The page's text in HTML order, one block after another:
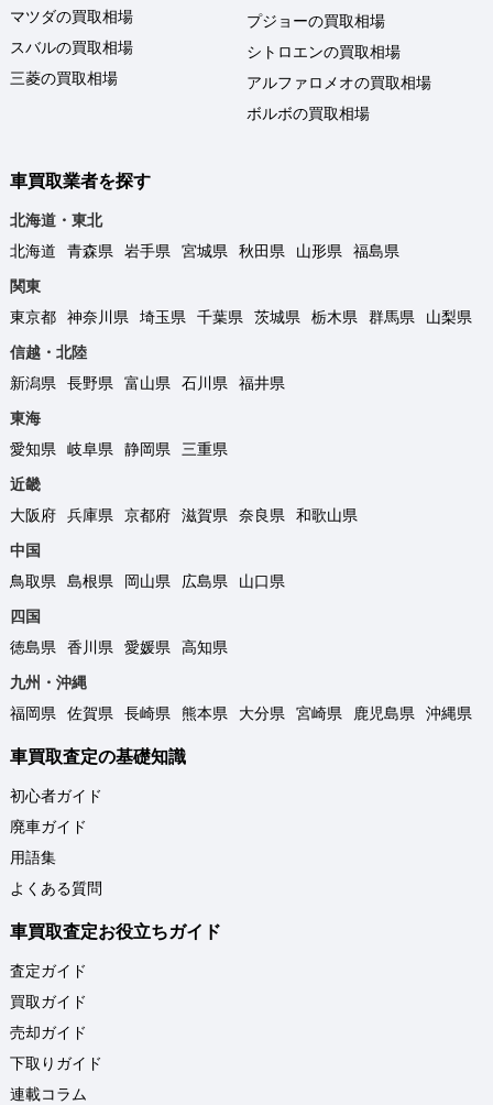
マツダの買取相場
スバルの買取相場
三菱の買取相場
プジョーの買取相場
シトロエンの買取相場
アルファロメオの買取相場
ボルボの買取相場
車買取業者を探す
北海道・東北
北海道
青森県 岩手県 宮城県 秋田県 山形県
福島県
関東
東京都
神奈川県 埼玉県 千葉県 茨城県 栃木県 群馬県
山梨県
信越・北陸
新潟県
長野県 富山県 石川県
福井県
東海
愛知県
岐阜県 静岡県
三重県
近畿
大阪府
兵庫県 京都府 滋賀県 奈良県
和歌山県
中国
鳥取県
島根県 岡山県 広島県
山口県
四国
徳島県
香川県 愛媛県
高知県
九州・沖縄
福岡県
佐賀県 長崎県 熊本県 大分県 宮崎県 鹿児島県 沖縄県
車買取査定の基礎知識
初心者ガイド
廃車ガイド
用語集
よくある質問
車買取査定お役立ちガイド
査定ガイド
買取ガイド
売却ガイド
下取りガイド
連載コラム